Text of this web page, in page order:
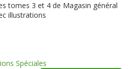
tomes 3 et 4 de Magasin général
illustrations
Spéciales